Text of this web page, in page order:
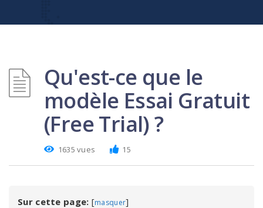
Qu'est-ce que le
modèle Essai Gratuit
(Free Trial) ?
1635 vues 15
Sur cette page: [masquer]